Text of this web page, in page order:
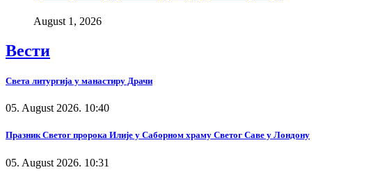
August 1, 2026
Вести
Света литургија у манастиру Драчи
05. August 2026. 10:40
Празник Светог пророка Илије у Саборном храму Светог Саве у Лондону
05. August 2026. 10:31